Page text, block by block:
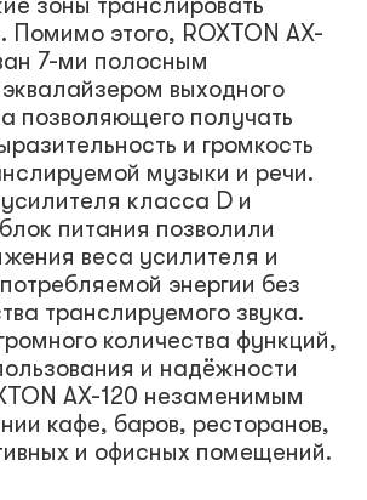
Помимо этого, ROXTON AX-
7-ми полосным
выходного
позволяющего получать
и громкость
музыки и речи.
класса D и
питания позволили
веса усилителя и
энергии без
транслируемого звука.
количества функций,
и надёжности
AX-120 незаменимым
кафе, баров, ресторанов,
и офисных помещений.